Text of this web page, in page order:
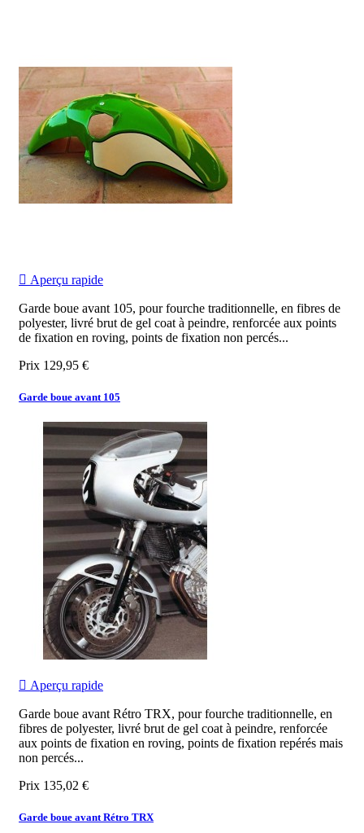
 Aperçu rapide
Garde boue avant 105, pour fourche traditionnelle, en fibres de
polyester, livré brut de gel coat à peindre, renforcée aux points
de fixation en roving, points de fixation non percés...
Prix 129,95 €
Garde boue avant 105
 Aperçu rapide
Garde boue avant Rétro TRX, pour fourche traditionnelle, en
fibres de polyester, livré brut de gel coat à peindre, renforcée
aux points de fixation en roving, points de fixation repérés mais
non percés...
Prix 135,02 €
Garde boue avant Rétro TRX